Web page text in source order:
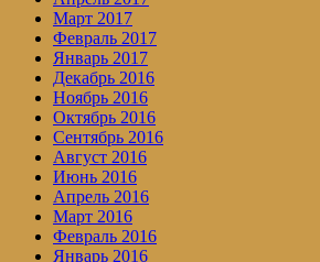
Март 2017
Февраль 2017
Январь 2017
Декабрь 2016
Ноябрь 2016
Октябрь 2016
Сентябрь 2016
Август 2016
Июнь 2016
Апрель 2016
Март 2016
Февраль 2016
Январь 2016